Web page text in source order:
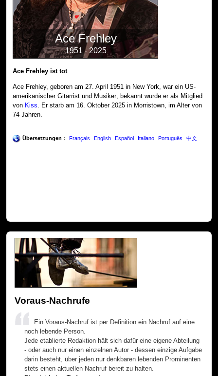
Ace Frehley
1951 - 2025
Ace Frehley ist tot
Ace Frehley, geboren am 27. April 1951 in New York, war ein US-
amerikanischer Gitarrist und Musiker; bekannt wurde er als Mitglied
von Kiss . Er starb am 16. Oktober 2025 in Morristown, im Alter von
74 Jahren.
Übersetzungen : Français English Español Italiano Português 中文
Voraus-Nachrufe
Ein Voraus-Nachruf ist per Definition ein Nachruf auf eine
noch lebende Person.
Jede etablierte Redaktion hält sich dafür eine eigene Abteilung
- oder auch nur einen einzelnen Autor - dessen einzige Aufgabe
darin besteht, über jeden nur denkbaren lebenden Prominenten
stets einen aktuellen Nachruf bereit zu halten.